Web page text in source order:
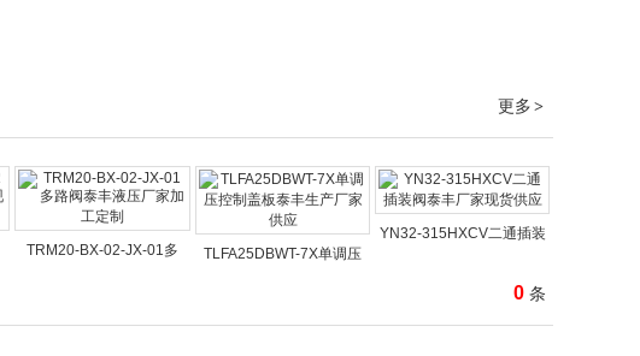
更多 >
TRM20-BX-02-JX-01多 TLFA25DBWT-7X单调压
YN32-315HXCV二通插装
0 条